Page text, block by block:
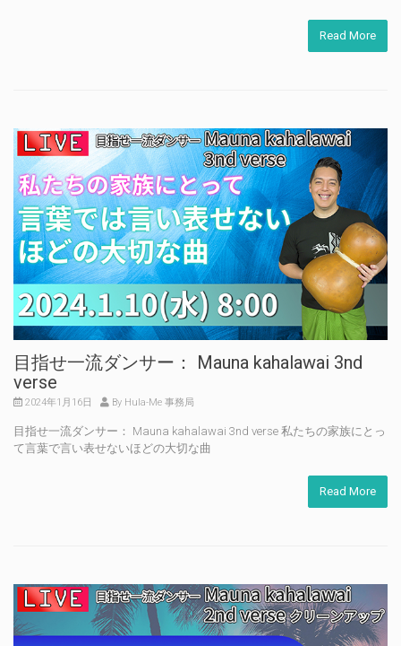
Read More
目指せ一流ダンサー： Mauna kahalawai 3nd
verse
2024年1月16日 By Hula-Me 事務局
目指せ一流ダンサー： Mauna kahalawai 3nd verse 私たちの家族にとっ
て言葉で言い表せないほどの大切な曲
Read More